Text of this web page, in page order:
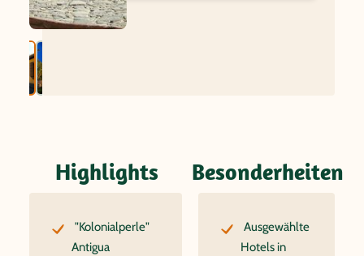
Highlights
"Kolonialperle"
Antigua
Besonderheiten
Ausgewählte
Hotels in